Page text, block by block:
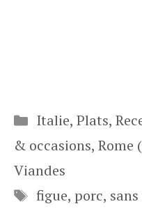
Catégories
Italie, Plats,
& occasions, Rome
Viandes
Étiquettes
figue, porc,